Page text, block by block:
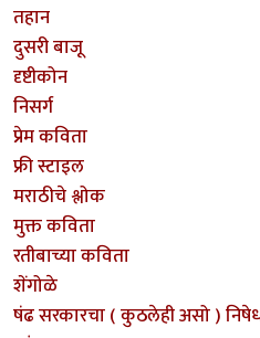
तहान
दुसरी बाजू
दृष्टीकोन
निसर्ग
प्रेम कविता
फ्री स्टाइल
मराठीचे श्लोक
मुक्त कविता
रतीबाच्या कविता
शेंगोळे
षंढ सरकारचा ( कुठलेही असो )